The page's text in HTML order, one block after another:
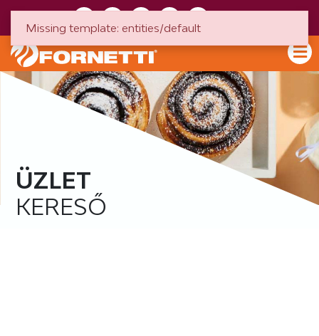
ÜZLET
KERESŐ
Missing template: entities/default